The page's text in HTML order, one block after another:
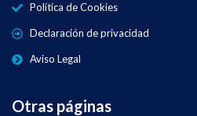
Política de Cookies
Declaración de privacidad
Aviso Legal
Otras páginas